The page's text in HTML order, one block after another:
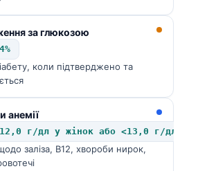
за глюкозою
коли підтверджено та
анемії
г/дл у жінок або <13,0 г/дл у
заліза, B12, хвороби нирок,